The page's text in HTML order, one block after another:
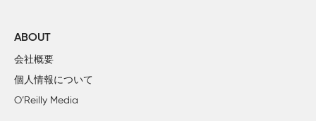
3章　トラクション獲得の心構え
    「リーン」との連携
    目に見える違いを生む
ABOUT
会社概要
個人情報について
O’Reilly Media